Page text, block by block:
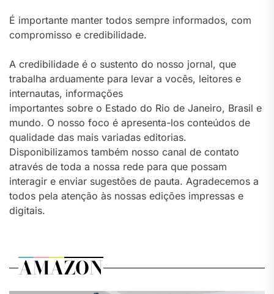
É importante manter todos sempre informados, com
compromisso e credibilidade.
A credibilidade é o sustento do nosso jornal, que
trabalha arduamente para levar a vocês, leitores e
internautas, informações
importantes sobre o Estado do Rio de Janeiro, Brasil e
mundo. O nosso foco é apresenta-los conteúdos de
qualidade das mais variadas editorias.
Disponibilizamos também nosso canal de contato
através de toda a nossa rede para que possam
interagir e enviar sugestões de pauta. Agradecemos a
todos pela atenção às nossas edições impressas e
digitais.
AMAZON